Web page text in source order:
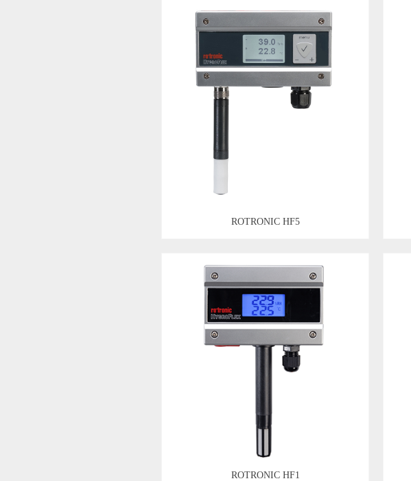
ROTRONIC HF5
ROTRONIC HF1